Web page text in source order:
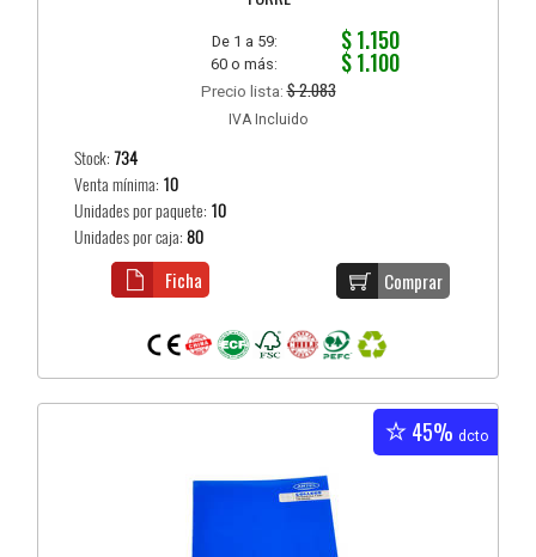
De 1 a 59: $ 1.150
60 o más: $ 1.100
Precio lista:$ 2.083
IVA Incluido
Stock:734
Venta mínima: 10
Unidades por paquete: 10
Unidades por caja:80
Comprar
Ficha
45% dcto